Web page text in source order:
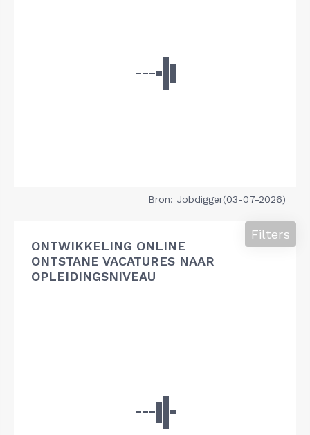
Bron: Jobdigger(03-07-2026)
ONTWIKKELING ONLINE
ONTSTANE VACATURES NAAR
OPLEIDINGSNIVEAU
Filters